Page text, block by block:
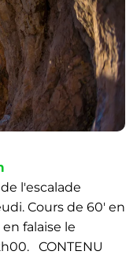
l'escalade
Cours de 60' en
falaise le
CONTENU